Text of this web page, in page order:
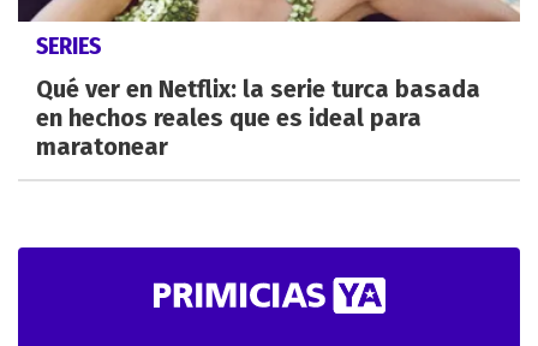
SERIES
Qué ver en Netflix: la serie turca basada
en hechos reales que es ideal para
maratonear